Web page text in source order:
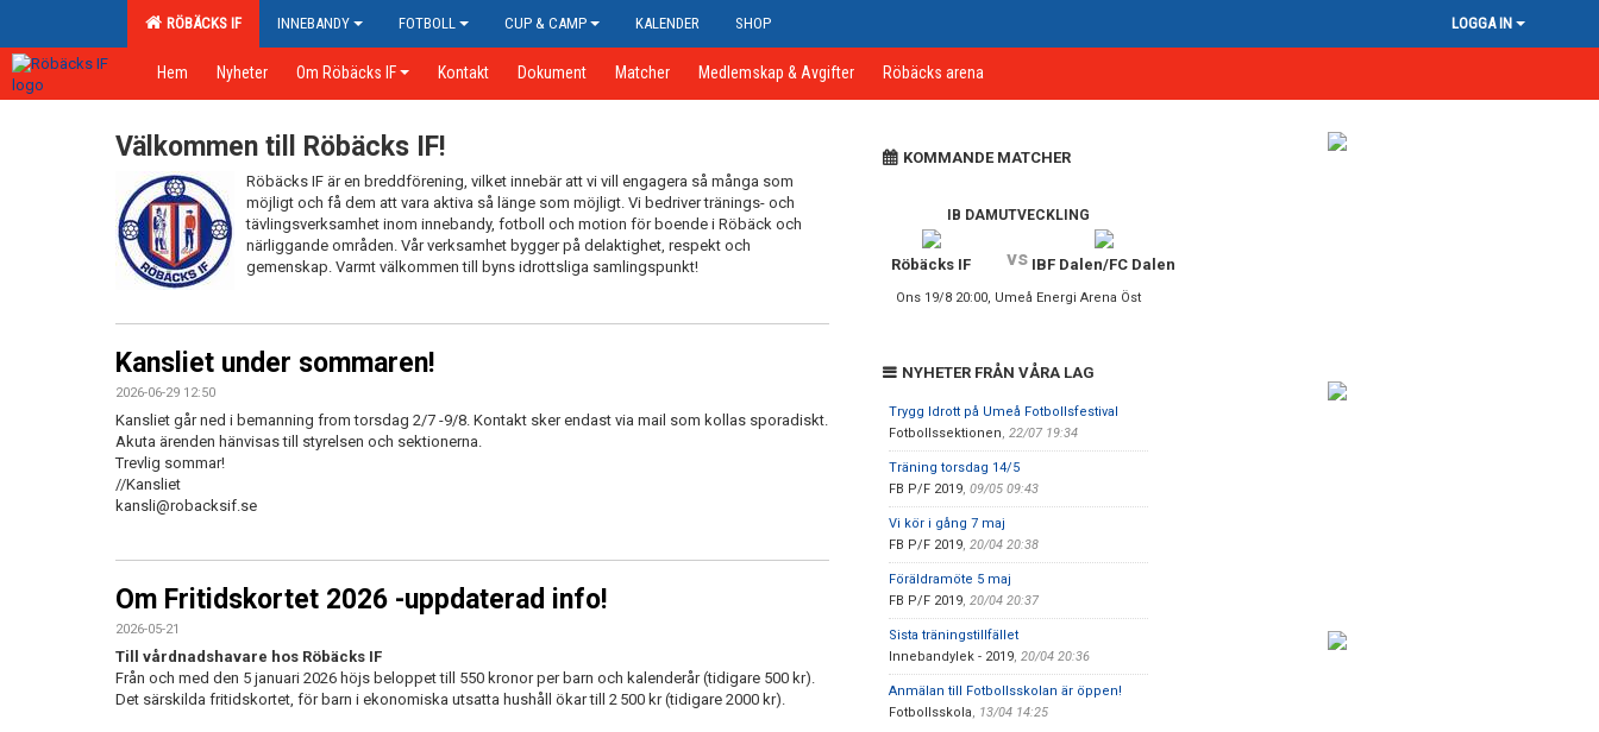
RÖBÄCKS IF INNEBANDY FOTBOLL CUP & CAMP KALENDER SHOP LOGGA IN
Hem Nyheter Om Röbäcks IF Kontakt Dokument Matcher Medlemskap & Avgifter Röbäcks arena
Välkommen till Röbäcks IF!
Röbäcks IF är en breddförening, vilket innebär att vi vill engagera så många som
möjligt och få dem att vara aktiva så länge som möjligt. Vi bedriver tränings- och
tävlingsverksamhet inom innebandy, fotboll och motion för boende i Röbäck och
närliggande områden. Vår verksamhet bygger på delaktighet, respekt och
gemenskap. Varmt välkommen till byns idrottsliga samlingspunkt!
Kansliet under sommaren!
2026-06-29 12:50
Kansliet går ned i bemanning from torsdag 2/7 -9/8. Kontakt sker endast via mail som kollas sporadiskt.
Akuta ärenden hänvisas till styrelsen och sektionerna.
Trevlig sommar!
//Kansliet
kansli@robacksif.se
Om Fritidskortet 2026 -uppdaterad info!
2026-05-21
Till vårdnadshavare hos Röbäcks IF
Från och med den 5 januari 2026 höjs beloppet till 550 kronor per barn och kalenderår (tidigare 500 kr).
Det särskilda fritidskortet, för barn i ekonomiska utsatta hushåll ökar till 2 500 kr (tidigare 2000 kr).
KOMMANDE MATCHER
IB DAMUTVECKLING
Röbäcks IF vs IBF Dalen/FC Dalen
Ons 19/8 20:00, Umeå Energi Arena Öst
NYHETER FRÅN VÅRA LAG
Trygg Idrott på Umeå Fotbollsfestival
Fotbollssektionen, 22/07 19:34
Träning torsdag 14/5
FB P/F 2019, 09/05 09:43
Vi kör i gång 7 maj
FB P/F 2019, 20/04 20:38
Föräldramöte 5 maj
FB P/F 2019, 20/04 20:37
Sista träningstillfället
Innebandylek - 2019, 20/04 20:36
Anmälan till Fotbollsskolan är öppen!
Fotbollsskola, 13/04 14:25